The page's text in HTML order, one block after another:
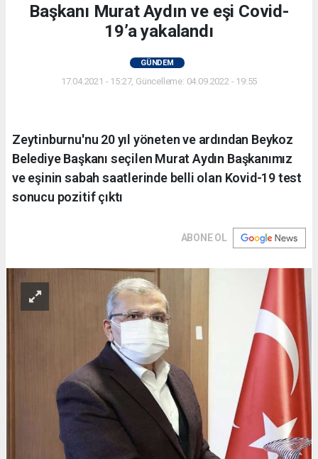
Başkanı Murat Aydın ve eşi Covid-
19’a yakalandı
GÜNDEM
17.04.2021 - 15:27, Güncelleme: 04.09.2022 - 19:55
Zeytinburnu'nu 20 yıl yöneten ve ardından Beykoz
Belediye Başkanı seçilen Murat Aydın Başkanımız
ve eşinin sabah saatlerinde belli olan Kovid-19 test
sonucu pozitif çıktı
ABONE OL